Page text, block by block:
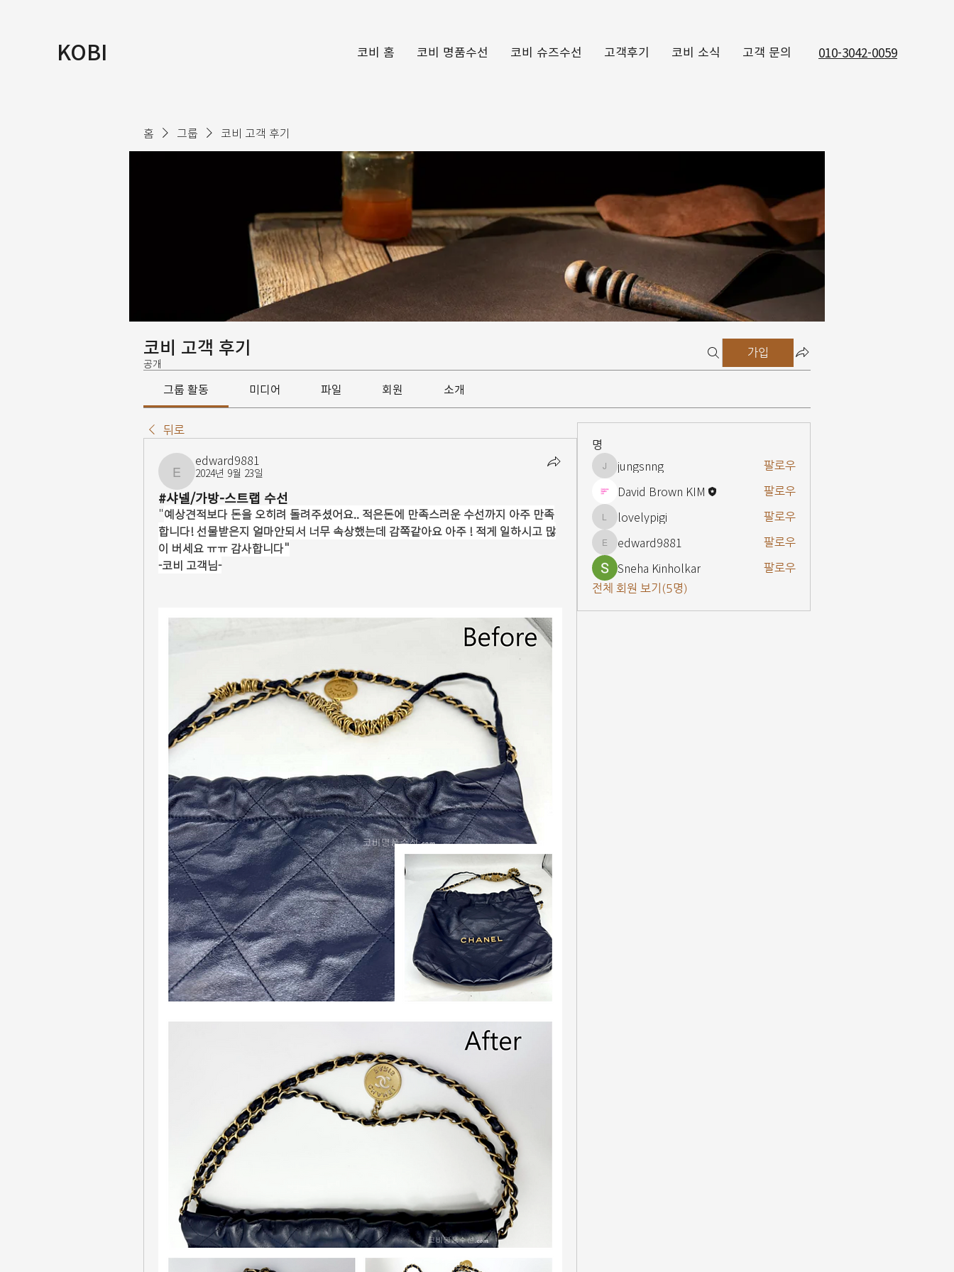
KOBI 코비 홈 코비 명품수선 코비 슈즈수선 고객후기 코비 소식 고객 문의 010-3042-0059
홈 그룹 코비 고객 후기
코비 고객 후기
공개
가입
그룹 활동 미디어 파일 회원 소개
뒤로
edward9881
edward9881
2024년 9월 23일
#샤넬/가방-스트랩 수선
"예상견적보다 돈을 오히려 돌려주셨어요.. 적은돈에 만족스러운 수선까지 아주 만족
합니다! 선물받은지 얼마안되서 너무 속상했는데 감쪽같아요 아주 ! 적게 일하시고 많
이 버세요 ㅠㅠ 감사합니다"
-코비 고객님-
명
jungsnng
jungsnng 팔로우
David Brown KIM 팔로우
lovelypigi
lovelypigi 팔로우
edward9881
edward9881 팔로우
Sneha Kinholkar
팔로우
전체 회원 보기(5명)